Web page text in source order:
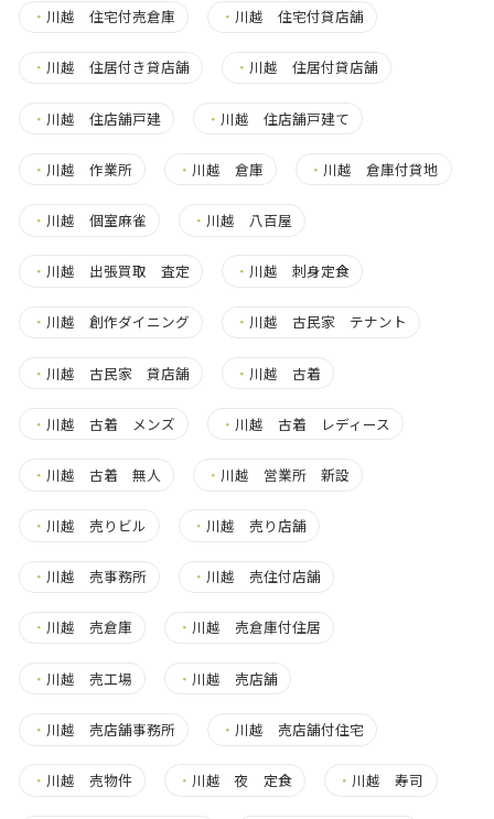
・ 川越 住宅付売倉庫 ・ 川越 住宅付貸店舗
・ 川越 住居付き貸店舗 ・ 川越 住居付貸店舗
・ 川越 住店舗戸建 ・ 川越 住店舗戸建て
・ 川越 作業所 ・ 川越 倉庫 ・ 川越 倉庫付貸地
・ 川越 個室麻雀 ・ 川越 八百屋
・ 川越 出張買取 査定 ・ 川越 刺身定食
・ 川越 創作ダイニング ・ 川越 古民家 テナント
・ 川越 古民家 貸店舗 ・ 川越 古着
・ 川越 古着 メンズ ・ 川越 古着 レディース
・ 川越 古着 無人 ・ 川越 営業所 新設
・ 川越 売りビル ・ 川越 売り店舗
・ 川越 売事務所 ・ 川越 売住付店舗
・ 川越 売倉庫 ・ 川越 売倉庫付住居
・ 川越 売工場 ・ 川越 売店舗
・ 川越 売店舗事務所 ・ 川越 売店舗付住宅
・ 川越 売物件 ・ 川越 夜 定食 ・ 川越 寿司